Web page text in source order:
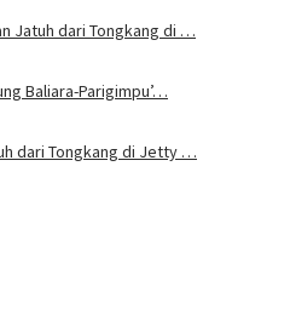
Jatuh dari Tongkang di …
Baliara-Parigimpu’…
dari Tongkang di Jetty …